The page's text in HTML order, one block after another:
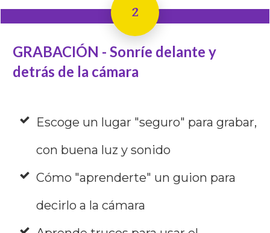
2
GRABACIÓN - Sonríe delante y
detrás de la cámara
Escoge un lugar "seguro" para grabar,
con buena luz y sonido
Cómo "aprenderte" un guion para
decirlo a la cámara